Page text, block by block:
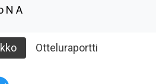
N A
Otteluraportti